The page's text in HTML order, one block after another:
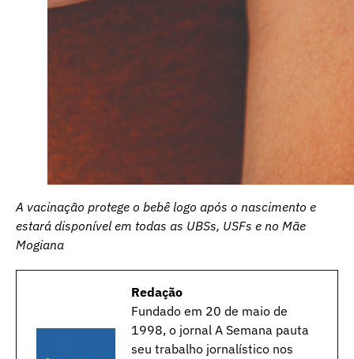
A vacinação protege o bebê logo após o nascimento e
estará disponível em todas as UBSs, USFs e no Mãe
Mogiana
Redação
Fundado em 20 de maio de
1998, o jornal A Semana pauta
seu trabalho jornalístico nos